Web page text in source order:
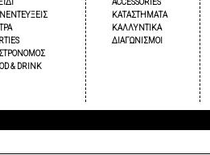
& DRINK
ACCESSORIES
ΚΑΤΑΣΤΗΜΑΤΑ
ΚΑΛΛΥΝΤΙΚΑ
ΔΙΑΓΩΝΙΣΜΟΙ